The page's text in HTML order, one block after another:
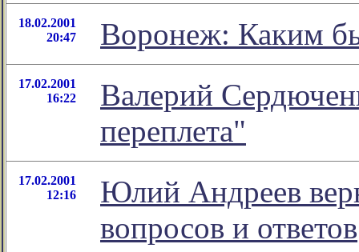
18.02.2001
20:47
Воронеж: Каким
17.02.2001
16:22
Валерий
переплета"
17.02.2001
12:16
Юлий Андреев
вопросов и ответов